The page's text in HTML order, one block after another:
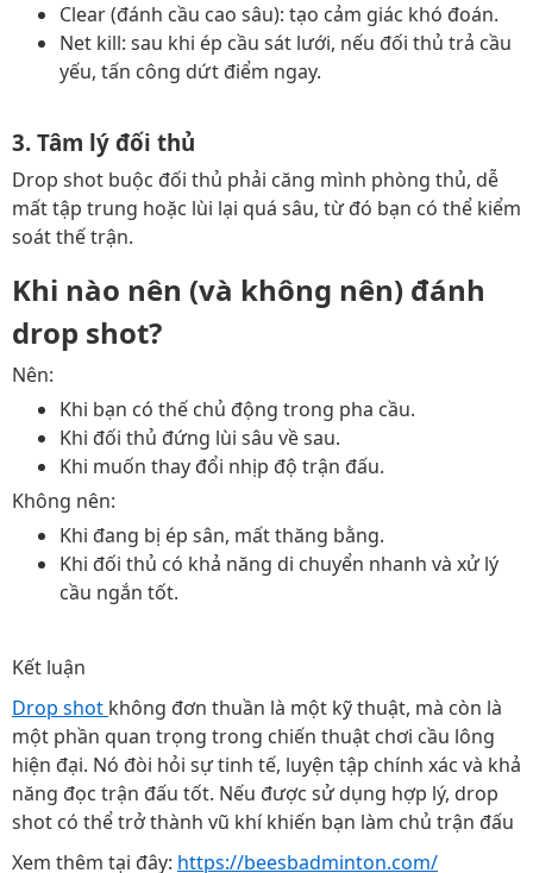
Clear (đánh cầu cao sâu): tạo cảm giác khó đoán.
Net kill: sau khi ép cầu sát lưới, nếu đối thủ trả cầu
yếu, tấn công dứt điểm ngay.
3. Tâm lý đối thủ
Drop shot buộc đối thủ phải căng mình phòng thủ, dễ
mất tập trung hoặc lùi lại quá sâu, từ đó bạn có thể kiểm
soát thế trận.
Khi nào nên (và không nên) đánh
drop shot?
Nên:
Khi bạn có thế chủ động trong pha cầu.
Khi đối thủ đứng lùi sâu về sau.
Khi muốn thay đổi nhịp độ trận đấu.
Không nên:
Khi đang bị ép sân, mất thăng bằng.
Khi đối thủ có khả năng di chuyển nhanh và xử lý
cầu ngắn tốt.
Kết luận
Drop shot không đơn thuần là một kỹ thuật, mà còn là
một phần quan trọng trong chiến thuật chơi cầu lông
hiện đại. Nó đòi hỏi sự tinh tế, luyện tập chính xác và khả
năng đọc trận đấu tốt. Nếu được sử dụng hợp lý, drop
shot có thể trở thành vũ khí khiến bạn làm chủ trận đấu
Xem thêm tại đây: https://beesbadminton.com/